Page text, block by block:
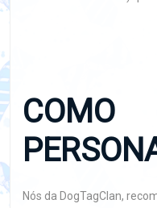
COMO
Nós da DogTagClan,